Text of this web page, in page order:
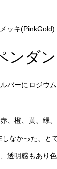
ッキ(PinkGold)
ンダ
バーにロジウ
、橙、黄、緑
なかった、と
透明感もあり